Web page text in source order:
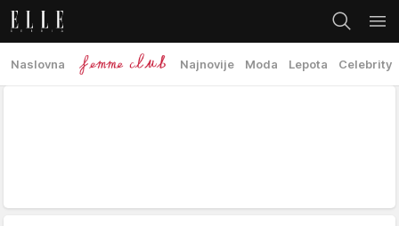
Naslovna Najnovije Moda Lepota Celebrity